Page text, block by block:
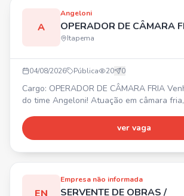
A
Angeloni
OPERADOR DE CÂMARA
Itapema
04/08/2026 Pública 20 0
Cargo: OPERADOR DE CÂMARA FRIA Venha fazer parte
do time Angeloni! Atuação em câmara
mercadorias. Controle de validade,
conservação dos itens. Organização e
ver vaga
Empresa não informada
SERVENTE DE OBRAS /